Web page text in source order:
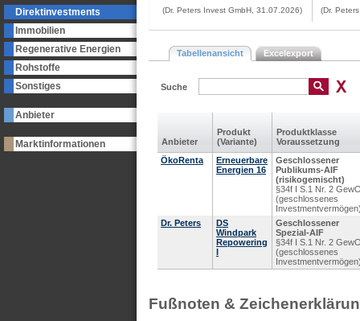
Direktinvestments
Immobilien
Regenerative Energien
Rohstoffe
Sonstiges
Anbieter
Marktinformationen
(Dr. Peters Invest GmbH, 31.07.2026) (Dr.
Tabellenansicht Excelexport
Suche
Anbieter
Produkt
(Variante)
Produkt­klasse
Voraus­setzung
ÖkoRenta
Erneuerbare
Energien 16
Geschlossener
Publikums-AIF
(risikogemischt)
§34f I S.1 Nr. 2
(geschlossenes
Dr. Peters
DS
Windpark
Repowering
I
Geschlossener
Spezial-AIF
§34f I S.1 Nr. 2
(geschlossenes
Fußnoten &